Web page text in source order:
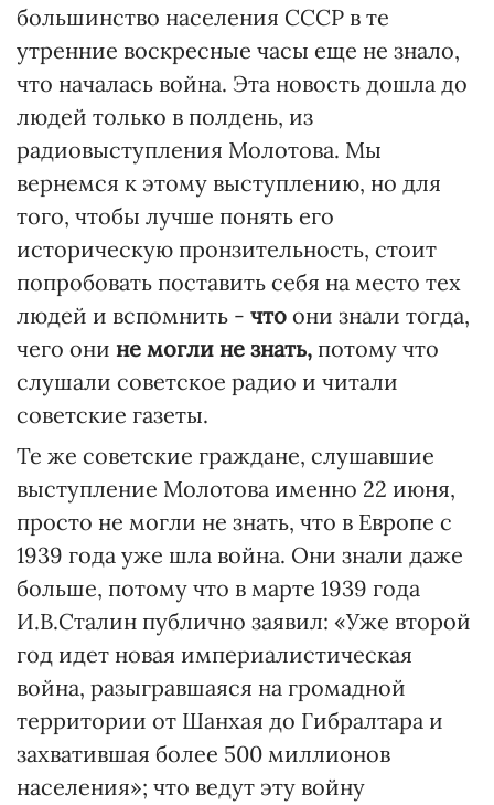
большинство населения СССР в те
утренние воскресные часы еще не знало,
что началась война. Эта новость дошла до
людей только в полдень, из
радиовыступления Молотова. Мы
вернемся к этому выступлению, но для
того, чтобы лучше понять его
историческую пронзительность, стоит
попробовать поставить себя на место тех
людей и вспомнить - что они знали тогда,
чего они не могли не знать, потому что
слушали советское радио и читали
советские газеты.
Те же советские граждане, слушавшие
выступление Молотова именно 22 июня,
просто не могли не знать, что в Европе с
1939 года уже шла война. Они знали даже
больше, потому что в марте 1939 года
И.В.Сталин публично заявил: «Уже второй
год идет новая империалистическая
война, разыгравшаяся на громадной
территории от Шанхая до Гибралтара и
захватившая более 500 миллионов
населения»; что ведут эту войну